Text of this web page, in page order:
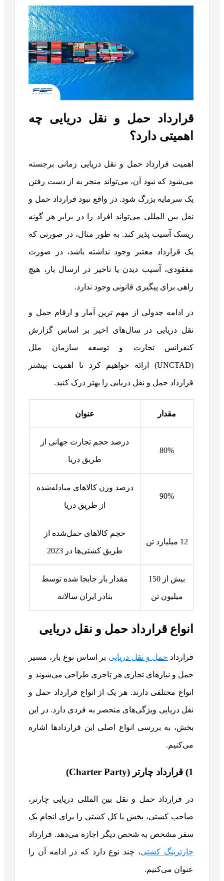
قرارداد حمل و نقل دریایی چه
اهمیتی دارد؟
اهمیت قرارداد حمل و نقل دریایی زمانی برجسته
می‌شود که نبود آن، می‌تواند منجر به از دست رفتن
یک سرمایه بزرگ شود. در واقع نبود قرارداد حمل و
نقل بین المللی می‌تواند افراد را در برابر هر گونه
ریسک آسیب پذیر کند. به طور مثال، در صورتی که
یک قرارداد معتبر وجود نداشته باشد، در صورت
مفقودی، آسیب دیدن یا تاخیر در ارسال بار، هیچ
راهی برای پیگیری قانونی وجود ندارد.
در ادامه جدولی از مهم ترین آمار و ارقام حمل و
نقل دریایی در سال‌های اخیر بر اساس گزارش
کنفرانس تجارت و توسعه سازمان ملل
(UNCTAD) ارائه خواهیم کرد تا اهمیت بیشتر
قرارداد حمل‌ و نقل دریایی را بهتر درک کنید.
مقدار عنوان
80%
درصد حجم تجارت جهانی از
طریق دریا
90%
درصد وزن کالاهای مبادله‌شده
از طریق دریا
12 میلیارد تن
حجم کالاهای حمل‌شده از
طریق کشتی‌ها در 2023
بیش از 150
میلیون تن
مقدار بار جابجا شده توسط
بنادر ایران سالانه
انواع قرارداد حمل و نقل دریایی
قرارداد حمل و نقل دریایی بر اساس نوع بار، مسیر
حمل و نیازهای تجاری هر تاجری طراحی می‌شوند و
انواع مختلفی دارند. هر یک از انواع قرارداد حمل و
نقل دریایی ویژگی‌های منحصر به فردی دارد. در این
بخش، به بررسی انواع اصلی این قراردادها اشاره
می‌کنیم.
1) قرارداد چارتر (Charter Party)
در قرارداد حمل و نقل بین المللی دریایی چارتر،
صاحب کشتی، بخش یا کل کشتی را برای انجام یک
سفر مشخص به شخص دیگر اجازه می‌دهد. قرارداد
چارترینگ کشتی، چند نوع دارد که در ادامه آن را
عنوان می‎‌کنیم.